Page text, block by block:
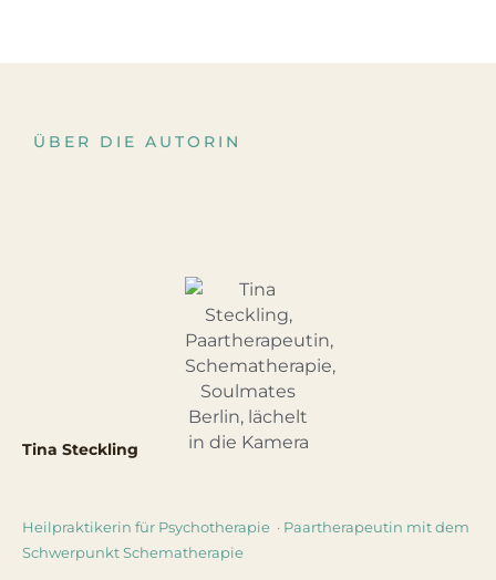
ÜBER DIE AUTORIN
Tina Steckling
Heilpraktikerin für Psychotherapie · Paartherapeutin mit dem
Schwerpunkt Schematherapie